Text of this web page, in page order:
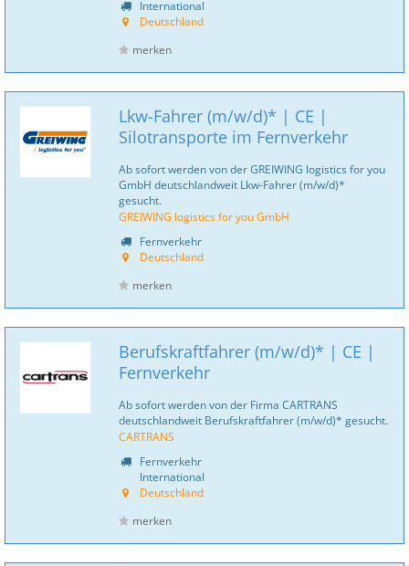
International
Deutschland
merken
Lkw-Fahrer (m/w/d)* | CE |
Silotransporte im Fernverkehr
Ab sofort werden von der GREIWING logistics for you
GmbH deutschlandweit Lkw-Fahrer (m/w/d)*
gesucht.
GREIWING logistics for you GmbH
Fernverkehr
Deutschland
merken
Berufskraftfahrer (m/w/d)* | CE |
Fernverkehr
Ab sofort werden von der Firma CARTRANS
deutschlandweit Berufskraftfahrer (m/w/d)* gesucht.
CARTRANS
Fernverkehr
International
Deutschland
merken